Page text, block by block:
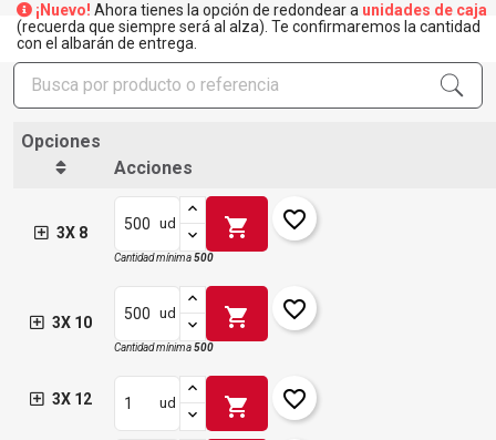
¡Nuevo! Ahora tienes la opción de redondear a unidades de caja
(recuerda que siempre será al alza). Te confirmaremos la cantidad
con el albarán de entrega.
Opciones
Acciones
3X 8
ud shopping_cart favorite_border
Cantidad mínima500
3X 10
ud shopping_cart favorite_border
Cantidad mínima500
3X 12 ud shopping_cart favorite_border